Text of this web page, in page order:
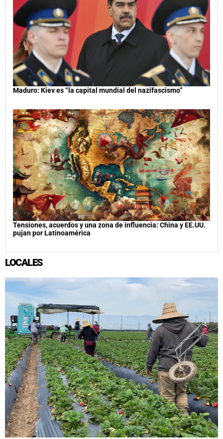
Maduro: Kiev es “la capital mundial del nazifascismo”
Tensiones, acuerdos y una zona de influencia: China y EE.UU.
pujan por Latinoamérica
LOCALES